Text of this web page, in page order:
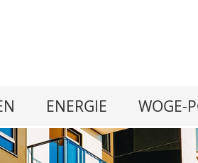
ENERGIE WOGE-